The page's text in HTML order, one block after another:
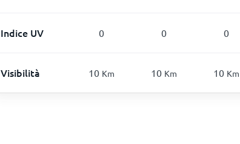
Indice UV 0 0 0
Visibilità 10 Km 10 Km 10 Km